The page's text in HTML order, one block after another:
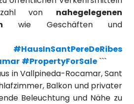
von nahegelegenen
wie Geschäften und
#HausInSantPereDeRibes
#PropertyForSale ```
in Vallpineda-Rocamar, Sant
Balkon und privater
Beleuchtung und Nähe zu